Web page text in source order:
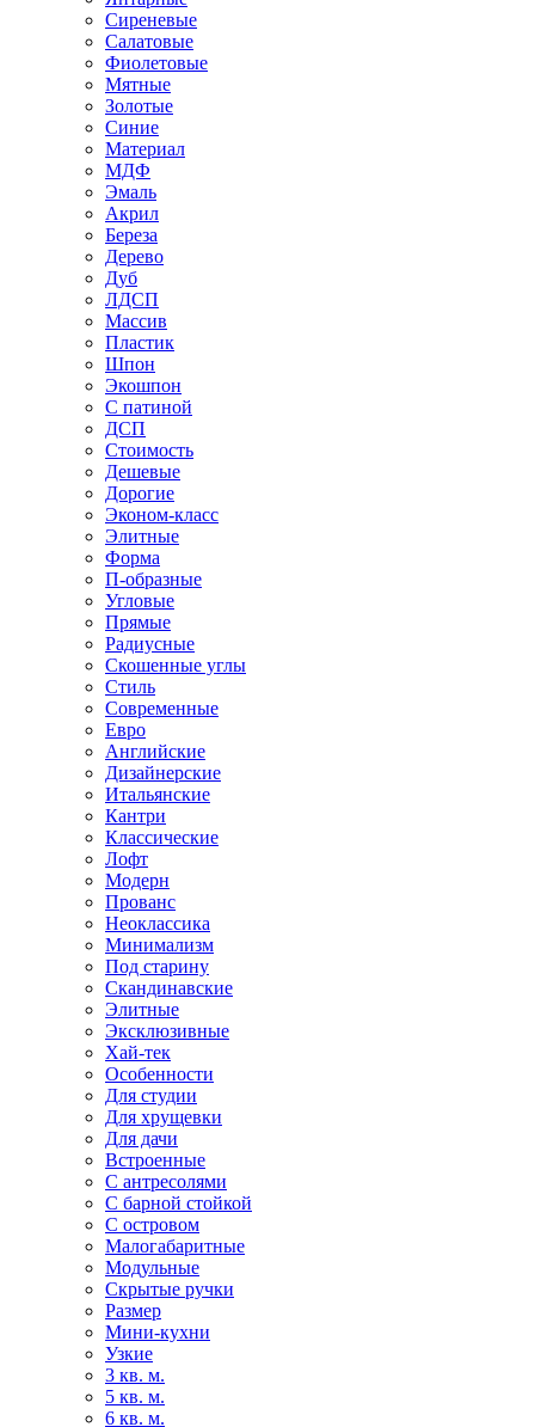
Сиреневые
Салатовые
Фиолетовые
Мятные
Золотые
Синие
Материал
МДФ
Эмаль
Акрил
Береза
Дерево
Дуб
ЛДСП
Массив
Пластик
Шпон
Экошпон
С патиной
ДСП
Стоимость
Дешевые
Дорогие
Эконом-класс
Элитные
Форма
П-образные
Угловые
Прямые
Радиусные
Скошенные углы
Стиль
Современные
Евро
Английские
Дизайнерские
Итальянские
Кантри
Классические
Лофт
Модерн
Прованс
Неоклассика
Минимализм
Под старину
Скандинавские
Элитные
Эксклюзивные
Хай-тек
Особенности
Для студии
Для хрущевки
Для дачи
Встроенные
С антресолями
С барной стойкой
С островом
Малогабаритные
Модульные
Скрытые ручки
Размер
Мини-кухни
Узкие
3 кв. м.
5 кв. м.
6 кв. м.